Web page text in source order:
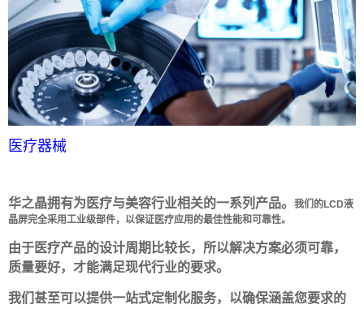
联系我们
定制品
医疗器械
华之晶拥有为医疗与美容行业相关的一系列产品。
我们的LCD液
晶屏完全采用工业级部件，以保证医疗应用的最佳性能和可靠性。
由于医疗产品的设计周期比较长，所以解决方案必须可靠，
质量要好，才能满足现代行业的要求。
我们甚至可以提供一站式定制化服务，以确保涵盖您要求的